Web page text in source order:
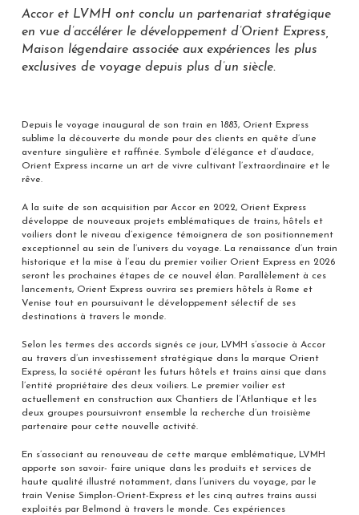
Accor et LVMH ont conclu un partenariat stratégique
en vue d’accélérer le développement d’Orient Express,
Maison légendaire associée aux expériences les plus
exclusives de voyage depuis plus d’un siècle.
Depuis le voyage inaugural de son train en 1883, Orient Express
sublime la découverte du monde pour des clients en quête d’une
aventure singulière et raffinée. Symbole d’élégance et d’audace,
Orient Express incarne un art de vivre cultivant l’extraordinaire et le
rêve.
A la suite de son acquisition par Accor en 2022, Orient Express
développe de nouveaux projets emblématiques de trains, hôtels et
voiliers dont le niveau d’exigence témoignera de son positionnement
exceptionnel au sein de l’univers du voyage. La renaissance d’un train
historique et la mise à l’eau du premier voilier Orient Express en 2026
seront les prochaines étapes de ce nouvel élan. Parallèlement à ces
lancements, Orient Express ouvrira ses premiers hôtels à Rome et
Venise tout en poursuivant le développement sélectif de ses
destinations à travers le monde.
Selon les termes des accords signés ce jour, LVMH s’associe à Accor
au travers d’un investissement stratégique dans la marque Orient
Express, la société opérant les futurs hôtels et trains ainsi que dans
l’entité propriétaire des deux voiliers. Le premier voilier est
actuellement en construction aux Chantiers de l’Atlantique et les
deux groupes poursuivront ensemble la recherche d’un troisième
partenaire pour cette nouvelle activité.
En s’associant au renouveau de cette marque emblématique, LVMH
apporte son savoir- faire unique dans les produits et services de
haute qualité illustré notamment, dans l’univers du voyage, par le
train Venise Simplon-Orient-Express et les cinq autres trains aussi
exploités par Belmond à travers le monde. Ces expériences